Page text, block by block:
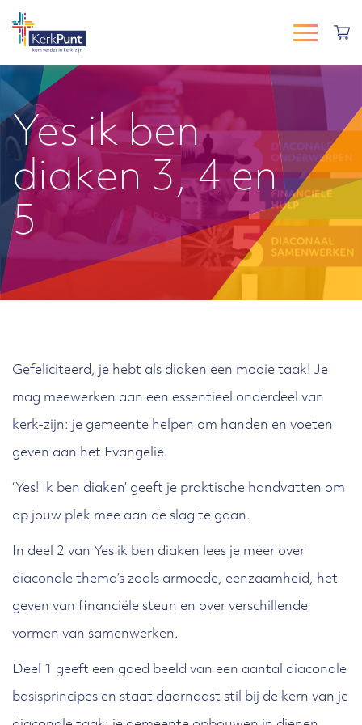
Yes ik ben
diaken 3, 4 en
5
Gefeliciteerd, je hebt als diaken een mooie taak! Je
mag meewerken aan een essentieel onderdeel van
kerk-zijn: je gemeente helpen om handen en voeten
geven aan het Evangelie.
‘Yes! Ik ben diaken’ geeft je praktische handvatten om
op jouw plek mee aan de slag te gaan.
In deel 2 van Yes ik ben diaken lees je meer over
diaconale thema’s zoals armoede, eenzaamheid, het
geven van financiële steun en over verschillende
vormen van samenwerken.
Deel 1 geeft een goed beeld van een aantal diaconale
basisprincipes en staat daarnaast stil bij de kern van je